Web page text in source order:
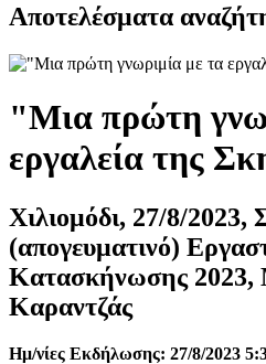
Αποτελέσματα
"Μια πρώτη
εργαλεία της
Χιλιομόδι, 27/8/
(απογευματινό)
Κατασκήνωσης 2023,
Καραντζάς
Ημ/νίες Εκδήλωσης: 27/8/2023